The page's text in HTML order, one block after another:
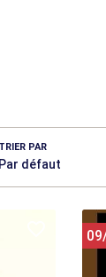
TRIER PAR